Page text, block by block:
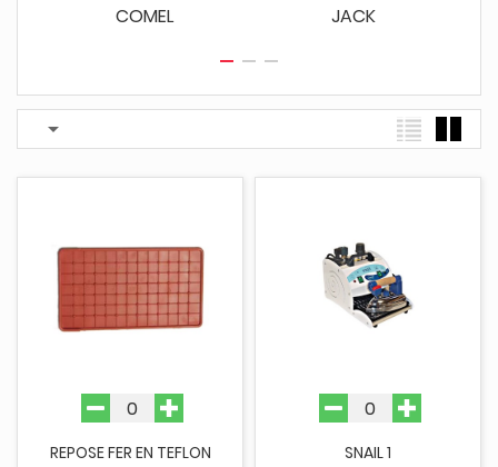
COMEL JACK

REPOSE FER EN TEFLON
SNAIL 1